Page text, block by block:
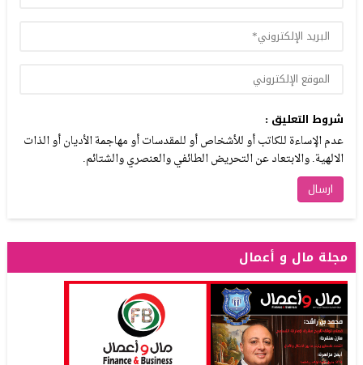
شروط التعليق :
عدم الإساءة للكاتب أو للأشخاص أو للمقدسات أو مهاجمة الأديان أو الذات
الالهية. والابتعاد عن التحريض الطائفي والعنصري والشتائم.
مجلة مال و أعمال